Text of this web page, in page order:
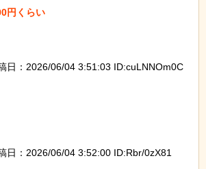
円くらい
日：2026/06/04 3:51:03 ID:cuLNNOm0C
日：2026/06/04 3:52:00 ID:Rbr/0zX81